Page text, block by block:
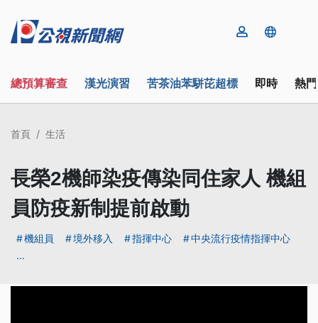
總預算審查 漢光演習 苦茶油苯駢芘超標 即時 熱
首頁 生活
長榮2機師染疫傳染同住家人 機組
員防疫新制提前啟動
機組員 境外移入 指揮中心
中央流行疫情指揮中心
...